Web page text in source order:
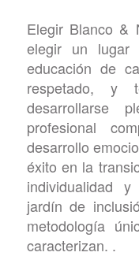
Elegir Blanco &
elegir un lugar
educación de
respetado, y
desarrollarse
profesional
desarrollo
éxito en la
individualidad
jardín de
metodología
caracterizan. .